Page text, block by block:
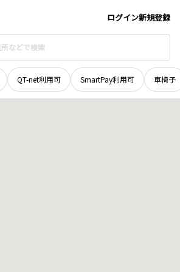
ログイン新規登録
QT-net利用可 SmartPay利用可 車椅子